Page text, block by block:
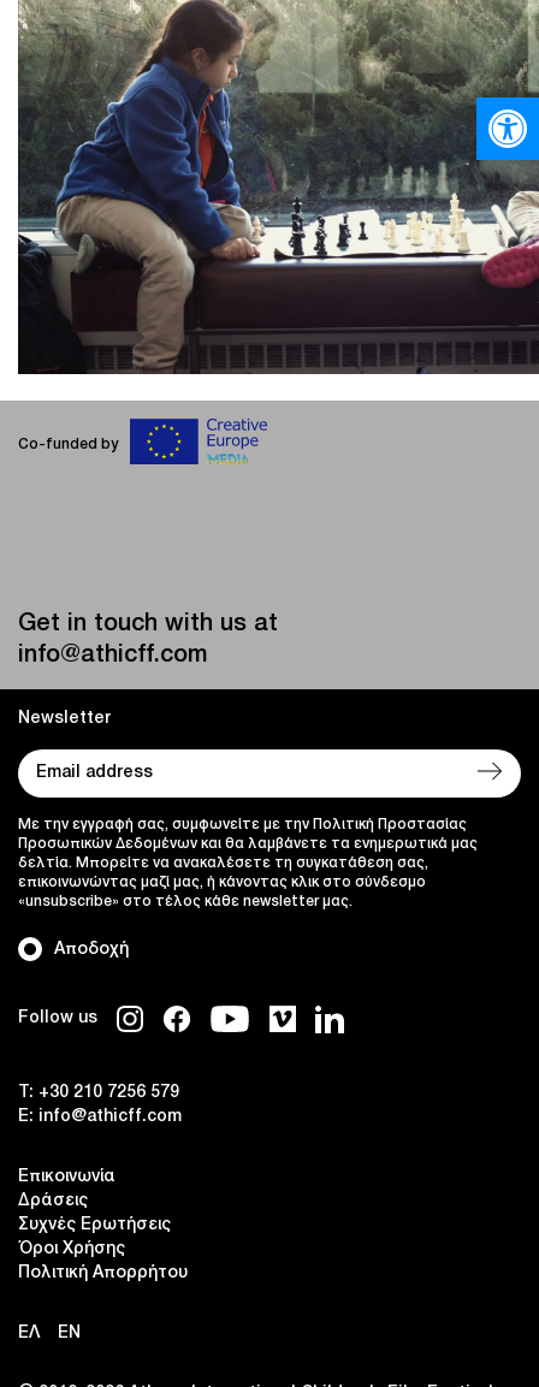
Co-funded by
Get in touch with us at
info@athicff.com
Follow us
T: +30 210 7256 579
E:
info@athicff.com
Επικοινωνία
Δράσεις
Συχνές Ερωτήσεις
Όροι Χρήσης
Πολιτική Απορρήτου
ΕΛ EN
Newsletter
Αποδοχή
Με την εγγραφή σας, συμφωνείτε με την Πολιτική Προστασίας
Προσωπικών Δεδομένων και θα λαμβάνετε τα ενημερωτικά μας
δελτία. Μπορείτε να ανακαλέσετε τη συγκατάθεση σας,
επικοινωνώντας μαζί μας, ή κάνοντας κλικ στο σύνδεσμο
«unsubscribe» στο τέλος κάθε newsletter μας.